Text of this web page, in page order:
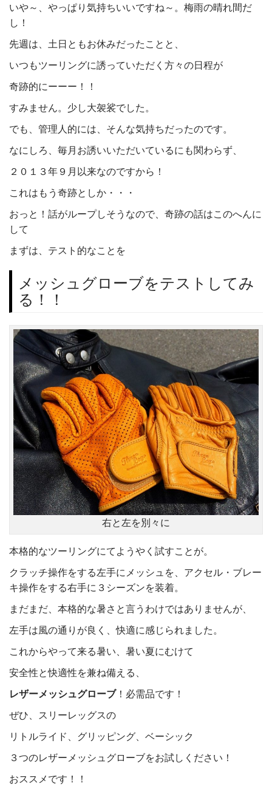
いや～、やっぱり気持ちいいですね～。梅雨の晴れ間だ
し！
先週は、土日ともお休みだったことと、
いつもツーリングに誘っていただく方々の日程が
奇跡的にーーー！！
すみません。少し大袈裟でした。
でも、管理人的には、そんな気持ちだったのです。
なにしろ、毎月お誘いいただいているにも関わらず、
２０１３年９月以来なのですから！
これはもう奇跡としか・・・
おっと！話がループしそうなので、奇跡の話はこのへんに
して
まずは、テスト的なことを
メッシュグローブをテストしてみ
る！！
右と左を別々に
本格的なツーリングにてようやく試すことが。
クラッチ操作をする左手にメッシュを、アクセル・ブレー
キ操作をする右手に３シーズンを装着。
まだまだ、本格的な暑さと言うわけではありませんが、
左手は風の通りが良く、快適に感じられました。
これからやって来る暑い、暑い夏にむけて
安全性と快適性を兼ね備える、
レザーメッシュグローブ！必需品です！
ぜひ、スリーレッグスの
リトルライド、グリッピング、ベーシック
３つのレザーメッシュグローブをお試しください！
おススメです！！